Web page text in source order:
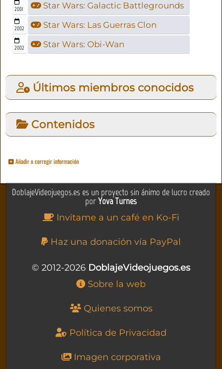
2001 Star Wars: Galactic Battlegrounds
2002 Star Wars: Las Guerras Clon
2002 Star Wars: Obi-Wan
Últimos miembros conocidos
Contenidos
Añadir o corregir información
DoblajeVideojuegos.es es un proyecto sin ánimo de lucro creado
porYova Turnes
Invítame a un café en Ko-Fi
Haz una donación vía PayPal
© 2012-2026 DoblajeVideojuegos.es
Sobre la web
Quienes somos
Política de Privacidad
Imagen corporativa